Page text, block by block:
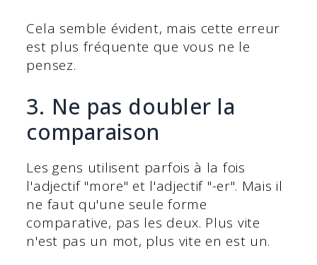
Cela semble évident, mais cette erreur
est plus fréquente que vous ne le
pensez.
3. Ne pas doubler la
comparaison
Les gens utilisent parfois à la fois
l'adjectif "more" et l'adjectif "-er". Mais il
ne faut qu'une seule forme
comparative, pas les deux. Plus vite
n'est pas un mot, plus vite en est un.